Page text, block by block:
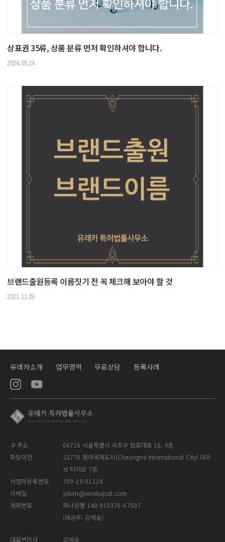
상표권 35류, 상품 분류 먼저 확인하셔야 합니다.
2024.09.24
브랜드출원등록 이름짓기 전 꼭 체크해 보아야 할 것
2021.11.09
유레카소개 업무영역 무료상담 등록사례
구 주소
06716 서울특별시 서초구 반포대로 18, 4층
확장이전
22770 청라국제도시(Cheongna International City) 더리
브 티아모 7층
사업자등록번호
709-19-01224
이메일
yskim@eurekapat.com
계좌번호
하나은행 148-910376-67507
(예금주: 김예슬)
대표변리사 김예슬